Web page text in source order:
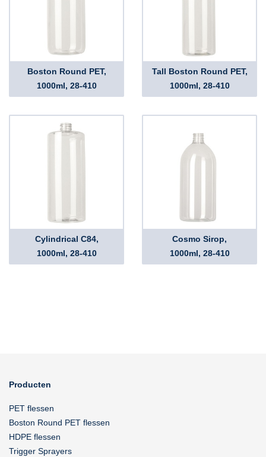
Boston Round PET,
1000ml, 28-410
Tall Boston Round PET,
1000ml, 28-410
Cylindrical C84,
1000ml, 28-410
Cosmo Sirop,
1000ml, 28-410
Producten
PET flessen
Boston Round PET flessen
HDPE flessen
Trigger Sprayers